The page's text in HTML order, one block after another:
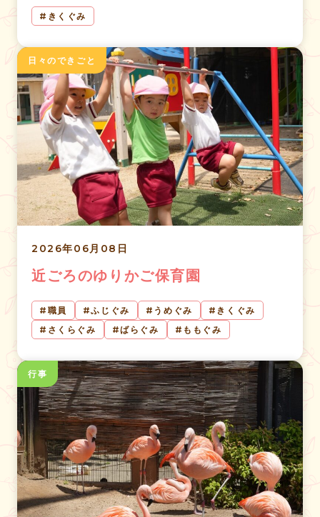
きくぐみ
日々のできごと
2026年06月08日
近ごろのゆりかご保育園
職員 ふじぐみ うめぐみ
きくぐみ
さくらぐみ
ばらぐみ ももぐみ
行事